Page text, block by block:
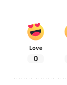
Love
0